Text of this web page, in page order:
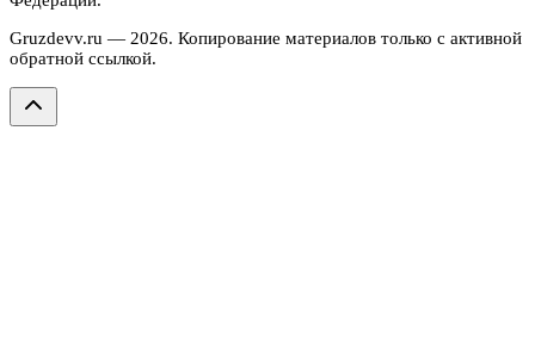
Gruzdevv.ru — 2026. Копирование материалов только с активной
обратной ссылкой.